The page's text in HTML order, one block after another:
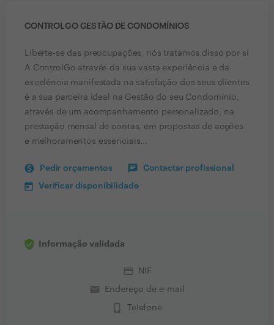
CONTROLGO GESTÃO DE CONDOMÍNIOS
Liberte-se das preocupações, nós tratamos disso por si
A ControlGo através da sua vasta experiência e da
excelência manifestada na satisfação dos seus clientes
é a sua parceira ideal na Gestão do seu Condomínio,
através de um acompanhamento personalizado, na
prestação mensal de contas, em propostas de acções
e melhoramentos essenciais...
Pedir orçamentos Contactar profissional
Verificar disponibilidade
Informação validada
credit_card NIF
email Endereço de e-mail
phone_iphone Telefone